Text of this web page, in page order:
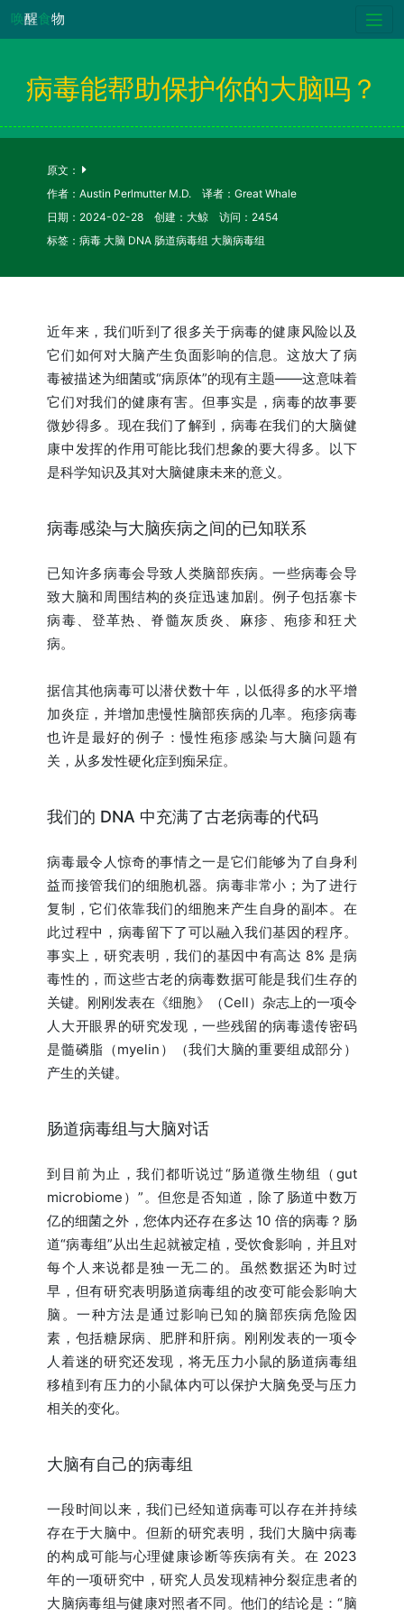
唤醒食物
病毒能帮助保护你的大脑吗？
原文：
作者：Austin Perlmutter M.D. 译者：Great Whale
日期：2024-02-28 创建：大鲸 访问：2454
标签：病毒 大脑 DNA 肠道病毒组 大脑病毒组
近年来，我们听到了很多关于病毒的健康风险以及
它们如何对大脑产生负面影响的信息。这放大了病
毒被描述为细菌或“病原体”的现有主题——这意味着
它们对我们的健康有害。但事实是，病毒的故事要
微妙得多。现在我们了解到，病毒在我们的大脑健
康中发挥的作用可能比我们想象的要大得多。以下
是科学知识及其对大脑健康未来的意义。
病毒感染与大脑疾病之间的已知联系
已知许多病毒会导致人类脑部疾病。一些病毒会导
致大脑和周围结构的炎症迅速加剧。例子包括寨卡
病毒、登革热、脊髓灰质炎、麻疹、疱疹和狂犬
病。
据信其他病毒可以潜伏数十年，以低得多的水平增
加炎症，并增加患慢性脑部疾病的几率。疱疹病毒
也许是最好的例子：慢性疱疹感染与大脑问题有
关，从多发性硬化症到痴呆症。
我们的 DNA 中充满了古老病毒的代码
病毒最令人惊奇的事情之一是它们能够为了自身利
益而接管我们的细胞机器。病毒非常小；为了进行
复制，它们依靠我们的细胞来产生自身的副本。在
此过程中，病毒留下了可以融入我们基因的程序。
事实上，研究表明，我们的基因中有高达 8% 是病
毒性的，而这些古老的病毒数据可能是我们生存的
关键。刚刚发表在《细胞》（Cell）杂志上的一项令
人大开眼界的研究发现，一些残留的病毒遗传密码
是髓磷脂（myelin）（我们大脑的重要组成部分）
产生的关键。
肠道病毒组与大脑对话
到目前为止，我们都听说过“肠道微生物组（gut
microbiome）”。但您是否知道，除了肠道中数万
亿的细菌之外，您体内还存在多达 10 倍的病毒？肠
道“病毒组”从出生起就被定植，受饮食影响，并且对
每个人来说都是独一无二的。虽然数据还为时过
早，但有研究表明肠道病毒组的改变可能会影响大
脑。一种方法是通过影响已知的脑部疾病危险因
素，包括糖尿病、肥胖和肝病。刚刚发表的一项令
人着迷的研究还发现，将无压力小鼠的肠道病毒组
移植到有压力的小鼠体内可以保护大脑免受与压力
相关的变化。
大脑有自己的病毒组
一段时间以来，我们已经知道病毒可以存在并持续
存在于大脑中。但新的研究表明，我们大脑中病毒
的构成可能与心理健康诊断等疾病有关。在 2023
年的一项研究中，研究人员发现精神分裂症患者的
大脑病毒组与健康对照者不同。他们的结论是：“脑